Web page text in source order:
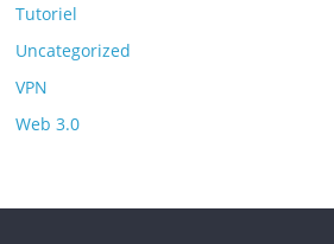
Tutoriel
Uncategorized
VPN
Web 3.0